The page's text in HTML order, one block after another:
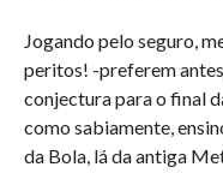
Jogando pelo seguro,
peritos! -preferem
conjectura para o final
como sabiamente,
da Bola, lá da antiga